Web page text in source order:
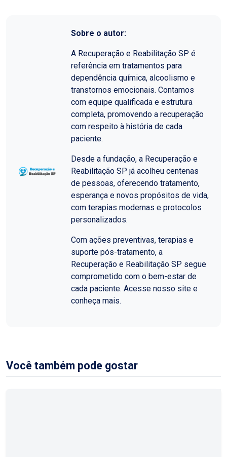
Sobre o autor:
A Recuperação e Reabilitação SP é
referência em tratamentos para
dependência química, alcoolismo e
transtornos emocionais. Contamos
com equipe qualificada e estrutura
completa, promovendo a recuperação
com respeito à história de cada
paciente.
Desde a fundação, a Recuperação e
Reabilitação SP já acolheu centenas
de pessoas, oferecendo tratamento,
esperança e novos propósitos de vida,
com terapias modernas e protocolos
personalizados.
Com ações preventivas, terapias e
suporte pós-tratamento, a
Recuperação e Reabilitação SP segue
comprometido com o bem-estar de
cada paciente. Acesse nosso site e
conheça mais.
Você também pode gostar